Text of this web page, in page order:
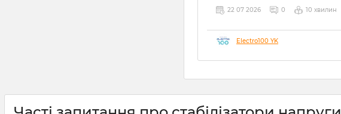
22 07 2026 0 10 хвилин
Electro100 YK